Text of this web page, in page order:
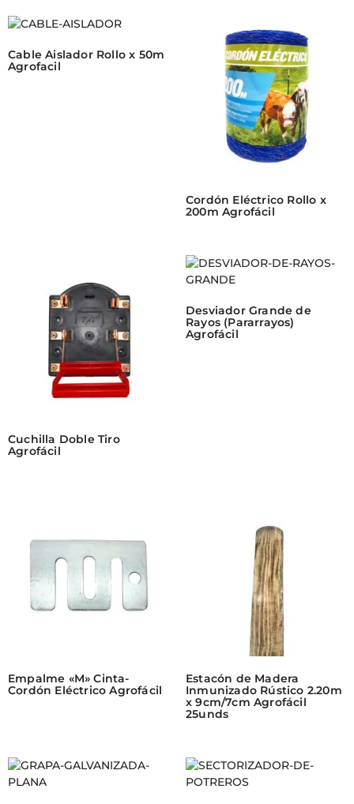
Cable Aislador Rollo x 50m
Agrofacil
Cordón Eléctrico Rollo x
200m Agrofácil
Cuchilla Doble Tiro
Agrofácil
Desviador Grande de
Rayos (Pararrayos)
Agrofácil
Empalme «M» Cinta-
Cordón Eléctrico Agrofácil
Estacón de Madera
Inmunizado Rústico 2.20m
x 9cm/7cm Agrofácil
25unds